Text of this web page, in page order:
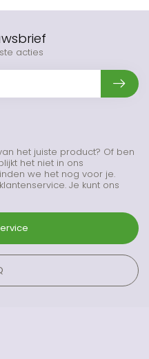
het juiste product? Of ben
het niet in ons
we het nog voor je.
Je kunt ons
acties